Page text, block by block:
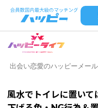
出会い恋愛のハッピーメール
風水でトイレに置いて